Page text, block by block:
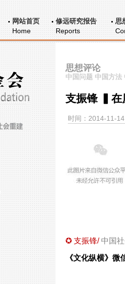
网站首页
Home
修远研究报告
Reports
思
思想评论
中国问题 中国方法
支振锋 ▍在
时间：2014-11-
✪ 支振锋/ 中国
《文化纵横》